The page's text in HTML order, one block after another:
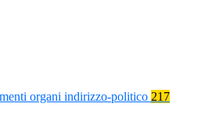
organi indirizzo-politico 217